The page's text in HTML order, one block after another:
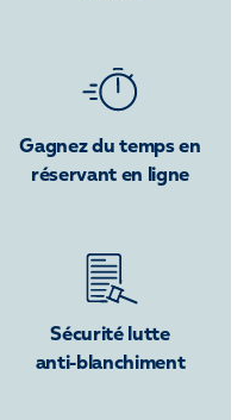
Gagnez du temps en
réservant en ligne
Sécurité lutte
anti-blanchiment